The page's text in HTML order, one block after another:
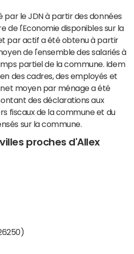
par le JDN à partir des données
de l'Economie disponibles sur la
par actif a été obtenu à partir
de l'ensemble des salariés à
partiel de la commune. Idem
des cadres, des employés et
net moyen par ménage a été
des déclarations aux
fiscaux de la commune et du
sur la commune.
proches d'Allex